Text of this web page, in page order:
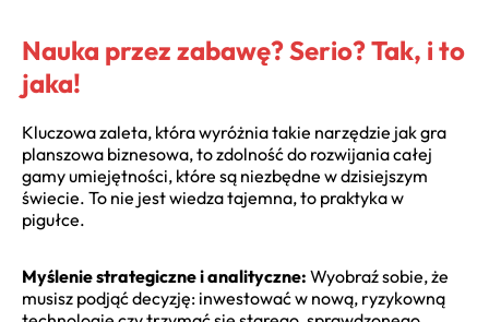
Nauka przez zabawę? Serio? Tak, i to
jaka!
Kluczowa zaleta, która wyróżnia takie narzędzie jak gra
planszowa biznesowa, to zdolność do rozwijania całej
gamy umiejętności, które są niezbędne w dzisiejszym
świecie. To nie jest wiedza tajemna, to praktyka w
pigułce.
Myślenie strategiczne i analityczne: Wyobraź sobie, że
musisz podjąć decyzję: inwestować w nową, ryzykowną